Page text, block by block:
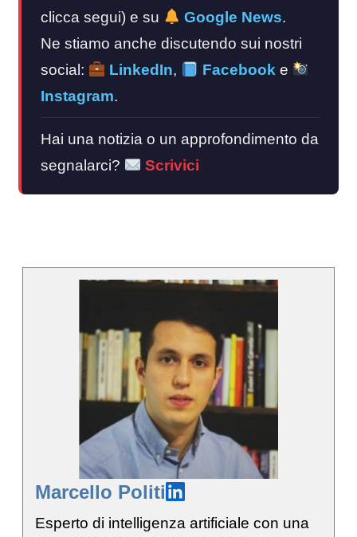
clicca segui) e su
Google News.
Ne stiamo anche discutendo sui nostri
social:
LinkedIn, Facebook e
Instagram.
Hai una notizia o un approfondimento da
segnalarci?
Scrivici
Marcello Politi
Esperto di intelligenza artificiale con una